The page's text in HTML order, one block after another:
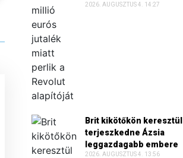
2026. AUGUSZTUS 4. 14:27
Brit kikötőkön keresztül
terjeszkedne Ázsia
leggazdagabb embere
2026. AUGUSZTUS 4. 13:56